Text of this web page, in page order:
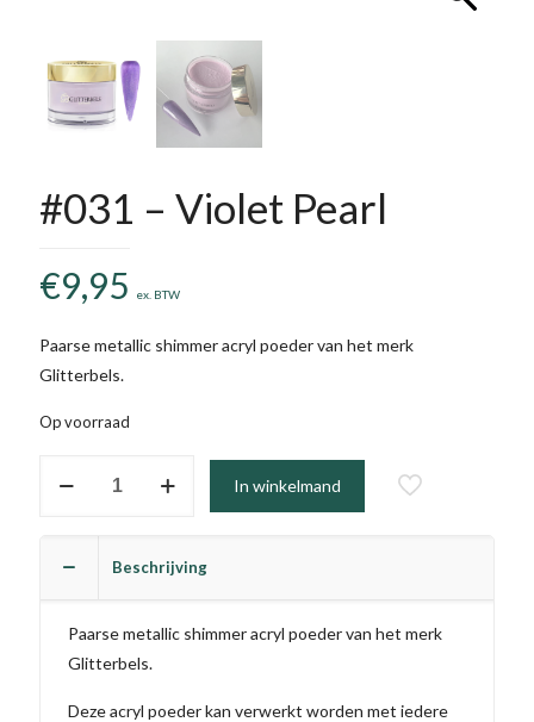
#031 – Violet Pearl
€9,95 ex. BTW
Paarse metallic shimmer acryl poeder van het merk
Glitterbels.
Op voorraad
In winkelmand
Beschrijving
Paarse metallic shimmer acryl poeder van het merk
Glitterbels.
Deze acryl poeder kan verwerkt worden met iedere